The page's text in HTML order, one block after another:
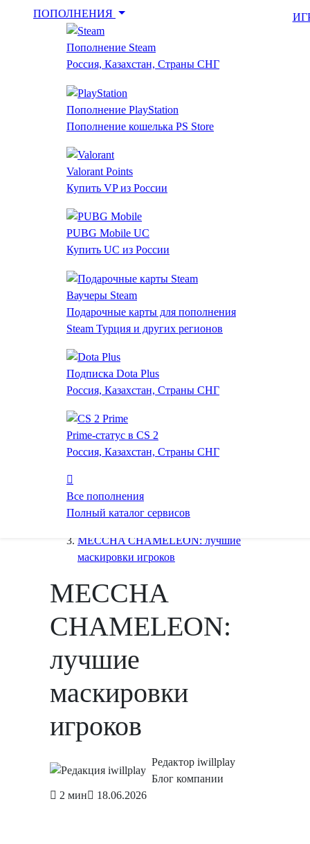
ПОПОЛНЕНИЯ
Пополнение Steam
Россия, Казахстан, Страны СНГ
Пополнение PlayStation
Пополнение кошелька PS Store
Valorant Points
Купить VP из России
PUBG Mobile UC
Купить UC из России
Ваучеры Steam
Подарочные карты для пополнения
Steam Турция и других регионов
Подписка Dota Plus
Россия, Казахстан, Страны СНГ
Prime-статус в CS 2
Россия, Казахстан, Страны СНГ
Все пополнения
Полный каталог сервисов
Главная
MECCHA CHAMELEON: лучшие
маскировки игроков
MECCHA
CHAMELEON:
лучшие
маскировки
игроков
Редактор iwillplay
Блог компании
2 мин
18.06.2026